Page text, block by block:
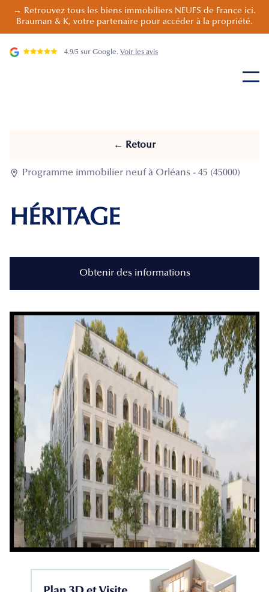
→ Retrouvez tous les biens immobiliers NEUFS de France ici.
Brauman & K, votre partenaire pour accéder à la propriété.
4.9/5 sur Google. Voir les avis
← Retour
 Programme immobilier neuf à Orléans - 45 (45000)
HÉRITAGE
Obtenir des informations